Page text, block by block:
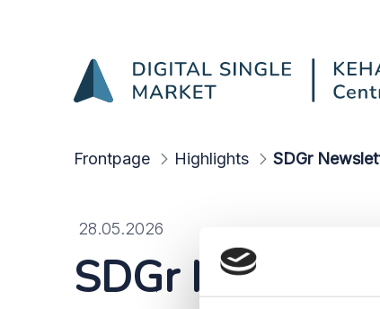
Frontpage Highlights SDGr
28.05.2026
SDGr